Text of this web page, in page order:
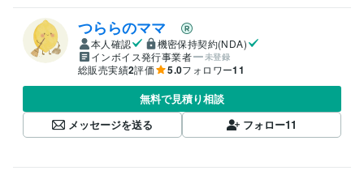
つららのママ
本人確認
機密保持契約(NDA)
インボイス発行事業者
未登録
総販売実績2評価 5.0フォロワー11
無料で見積り相談
メッセージを送る
フォロー11